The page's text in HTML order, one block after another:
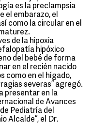
es la preclampsia
el embarazo, el
como la circular en el
de la hipoxia
hipóxico
del bebé de forma
en el recién nacido
como en el hígado,
severas” agregó.
presentar en la
de Avances
Pediatría del
Alcalde”, el Dr.